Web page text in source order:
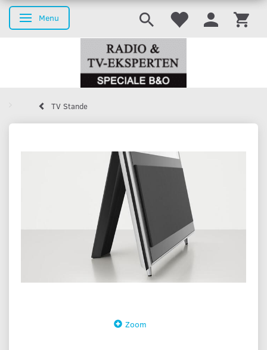
Skifte navigation
Menu
TV Stande
Zoom